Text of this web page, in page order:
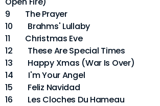
9 The Prayer
10 Brahms' Lullaby
11 Christmas Eve
12 These Are Special Times
13 Happy Xmas (War Is Over)
14 I'm Your Angel
15 Feliz Navidad
16 Les Cloches Du Hameau